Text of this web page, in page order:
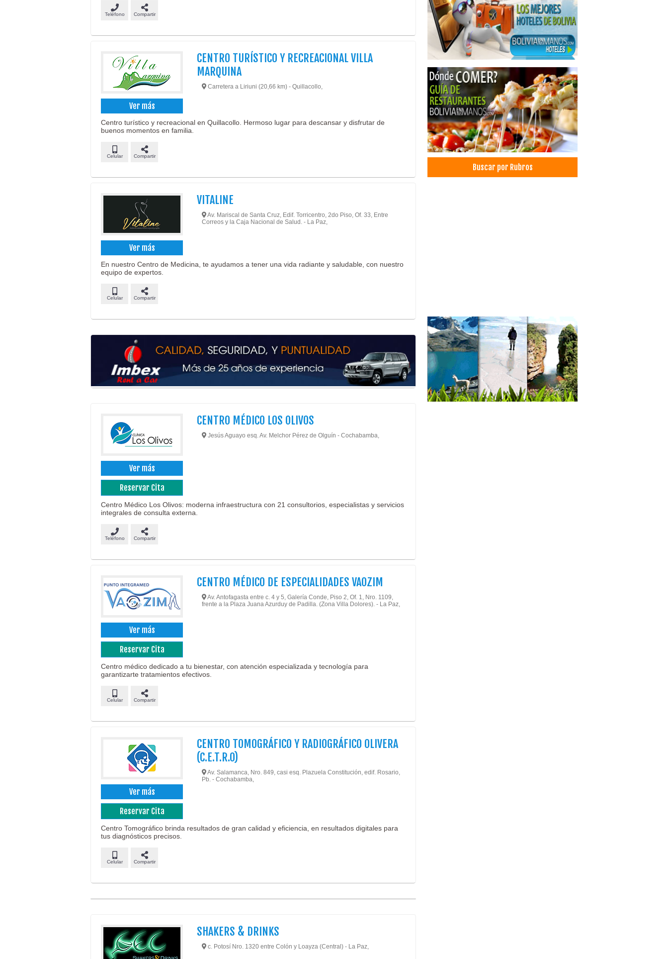
Teléfono Compartir
Ver más
CENTRO TURÍSTICO Y RECREACIONAL VILLA
MARQUINA
Carretera a Liriuni (20,66 km) - Quillacollo,
Centro turístico y recreacional en Quillacollo. Hermoso lugar para descansar y disfrutar de
buenos momentos en familia.
Celular Compartir
Ver más
VITALINE
Av. Mariscal de Santa Cruz, Edif. Torricentro, 2do Piso, Of. 33, Entre
Correos y la Caja Nacional de Salud. - La Paz,
En nuestro Centro de Medicina, te ayudamos a tener una vida radiante y saludable, con nuestro
equipo de expertos.
Celular Compartir
Ver más
Reservar Cita
CENTRO MÉDICO LOS OLIVOS
Jesús Aguayo esq. Av. Melchor Pérez de Olguín - Cochabamba,
Centro Médico Los Olivos: moderna infraestructura con 21 consultorios, especialistas y servicios
integrales de consulta externa.
Teléfono Compartir
Ver más
Reservar Cita
CENTRO MÉDICO DE ESPECIALIDADES VAOZIM
Av. Antofagasta entre c. 4 y 5, Galería Conde, Piso 2, Of. 1, Nro. 1109,
frente a la Plaza Juana Azurduy de Padilla. (Zona Villa Dolores). - La Paz,
Centro médico dedicado a tu bienestar, con atención especializada y tecnología para
garantizarte tratamientos efectivos.
Celular Compartir
Ver más
Reservar Cita
CENTRO TOMOGRÁFICO Y RADIOGRÁFICO OLIVERA
(C.E.T.R.O)
Av. Salamanca, Nro. 849, casi esq. Plazuela Constitución, edif. Rosario,
Pb. - Cochabamba,
Centro Tomográfico brinda resultados de gran calidad y eficiencia, en resultados digitales para
tus diagnósticos precisos.
Celular Compartir
SHAKERS & DRINKS
c. Potosí Nro. 1320 entre Colón y Loayza (Central) - La Paz,
Peluquerías
Peinados
Gafas de Sol
Lentes de Contacto
Lentes
Opticas
Complejos Deportivos
Complejos Turísticos
Eventos Sociales
Hoteles
Hotels
Piscinas
Restaurantes
Saunas
Radiodiagnóstico
Tomografía
Tomografías Dentales
Radiografías Dentales
Radiólogo Dental
Centro Radiológico Dental
Centros de Capacitación
Capacitación
Buscar por Rubros